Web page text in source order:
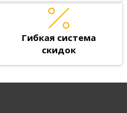
Гибкая система
скидок